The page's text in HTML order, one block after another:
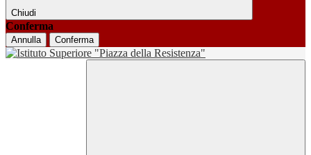
Chiudi
Conferma
Annulla Conferma